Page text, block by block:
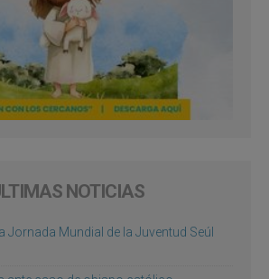
NOTICIAS
Jornada Mundial de la Juventud Seúl